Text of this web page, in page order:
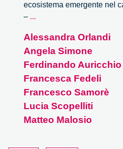
ecosistema emergente nel
– ...
Care.
Un
ecosistema
emergente
dell’healthcare
–
Alessandra Orlandi
Angela Simone
Ferdinando Auricchio
Francesca Fedeli
Francesco Samorè
Lucia Scopelliti
Matteo Malosio